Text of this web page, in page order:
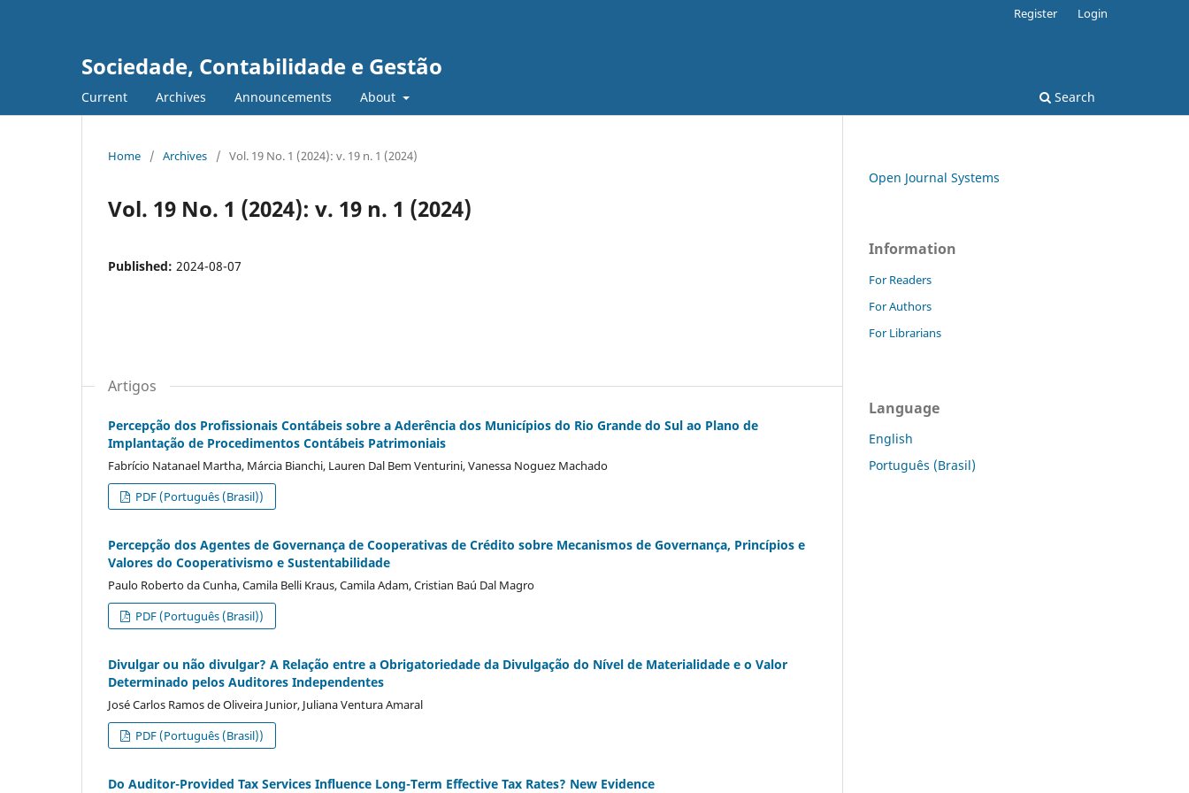
Sociedade, Contabilidade e Gestão
Current Archives Announcements About Search
Register Login
Home / Archives / Vol. 19 No. 1 (2024): v. 19 n. 1 (2024)
Vol. 19 No. 1 (2024): v. 19 n. 1 (2024)
Published: 2024-08-07
Artigos
Percepção dos Profissionais Contábeis sobre a Aderência dos Municípios do Rio Grande do Sul ao Plano de
Implantação de Procedimentos Contábeis Patrimoniais
Fabrício Natanael Martha, Márcia Bianchi, Lauren Dal Bem Venturini, Vanessa Noguez Machado
PDF (Português (Brasil))
Percepção dos Agentes de Governança de Cooperativas de Crédito sobre Mecanismos de Governança, Princípios e
Valores do Cooperativismo e Sustentabilidade
Paulo Roberto da Cunha, Camila Belli Kraus, Camila Adam, Cristian Baú Dal Magro
PDF (Português (Brasil))
Divulgar ou não divulgar? A Relação entre a Obrigatoriedade da Divulgação do Nível de Materialidade e o Valor
Determinado pelos Auditores Independentes
José Carlos Ramos de Oliveira Junior, Juliana Ventura Amaral
PDF (Português (Brasil))
Do Auditor-Provided Tax Services Influence Long-Term Effective Tax Rates? New Evidence
Open Journal Systems
Information
For Readers
For Authors
For Librarians
Language
English
Português (Brasil)